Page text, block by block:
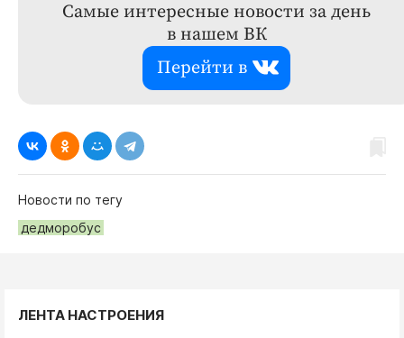
Самые интересные новости за день
в нашем ВК
Перейти в
Новости по тегу
дедморобус
ЛЕНТА НАСТРОЕНИЯ